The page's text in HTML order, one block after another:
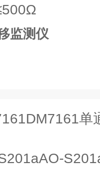
监测仪
单